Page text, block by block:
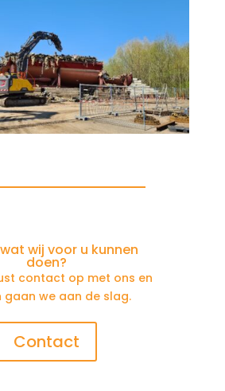
wij voor u kunnen
doen?
contact op met ons en
gaan we aan de slag.
Contact